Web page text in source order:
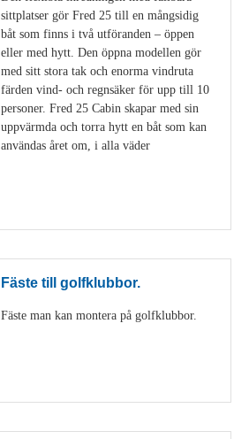
sittplatser gör Fred 25 till en mångsidig
båt som finns i två utföranden – öppen
eller med hytt. Den öppna modellen gör
med sitt stora tak och enorma vindruta
färden vind- och regnsäker för upp till 10
personer. Fred 25 Cabin skapar med sin
uppvärmda och torra hytt en båt som kan
användas året om, i alla väder
Fäste till golfklubbor.
Fäste man kan montera på golfklubbor.